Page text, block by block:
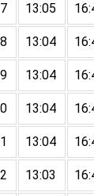
13:05
13:04
13:04
13:04
13:04
13:03